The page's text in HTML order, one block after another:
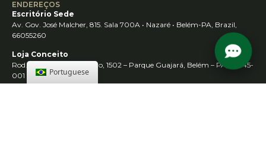
ENDEREÇOS
Escritório Sede
Av. Gov. José Malcher, 815. Sala 700A • Nazaré • Belém-PA, Brazil,
66055260
Loja Conceito
Rod. Augusto Montenegro, 1502 – Parque Guajará, Belém – PA, 66645-
001
Portuguese